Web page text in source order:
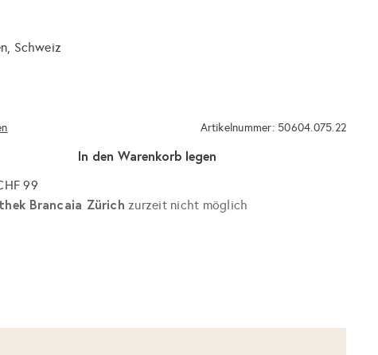
Schweiz
Artikelnummer: 50604.075.22
In den Warenkorb legen
99
Brancaia Zürich zurzeit nicht möglich